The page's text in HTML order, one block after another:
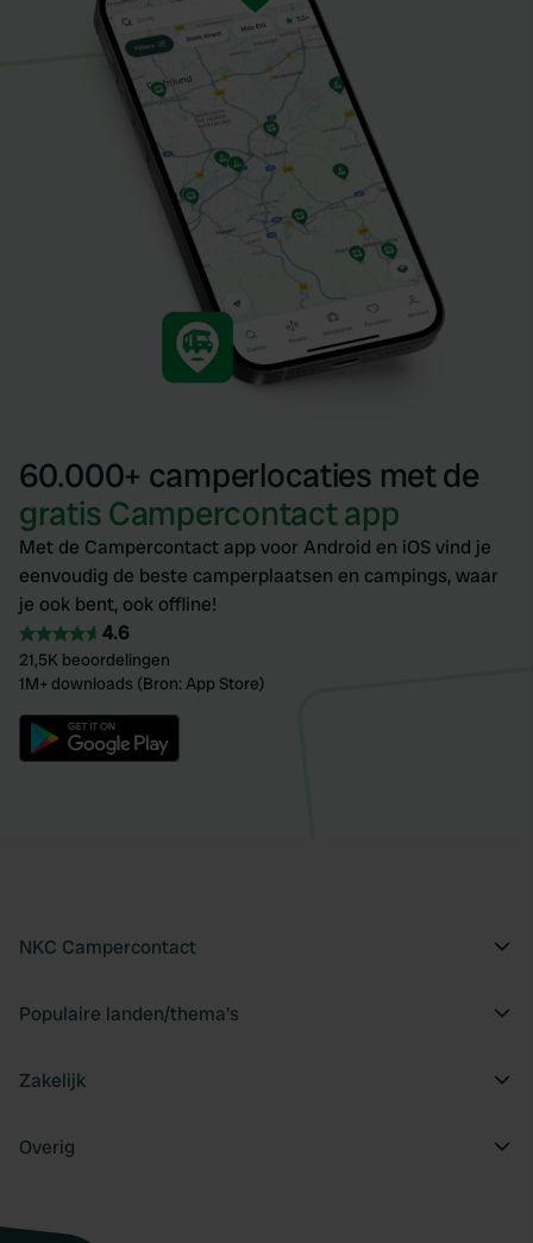
60.000+ camperlocaties met de
gratis Campercontact app
Met de Campercontact app voor Android en iOS vind je
eenvoudig de beste camperplaatsen en campings, waar
je ook bent, ook offline!
4.6
21,5K beoordelingen
1M+ downloads (Bron: App Store)
NKC Campercontact
Populaire landen/thema's
Zakelijk
Overig